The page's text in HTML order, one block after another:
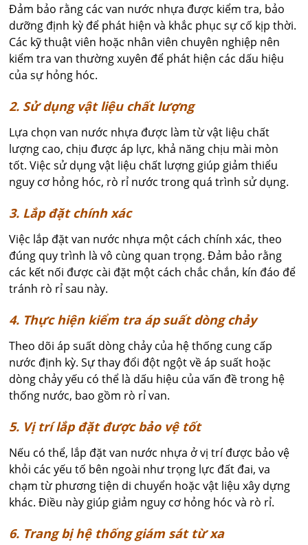
Đảm bảo rằng các van nước nhựa được kiểm tra, bảo
dưỡng định kỳ để phát hiện và khắc phục sự cố kịp thời.
Các kỹ thuật viên hoặc nhân viên chuyên nghiệp nên
kiểm tra van thường xuyên để phát hiện các dấu hiệu
của sự hỏng hóc.
2. Sử dụng vật liệu chất lượng
Lựa chọn van nước nhựa được làm từ vật liệu chất
lượng cao, chịu được áp lực, khả năng chịu mài mòn
tốt. Việc sử dụng vật liệu chất lượng giúp giảm thiểu
nguy cơ hỏng hóc, rò rỉ nước trong quá trình sử dụng.
3. Lắp đặt chính xác
Việc lắp đặt van nước nhựa một cách chính xác, theo
đúng quy trình là vô cùng quan trọng. Đảm bảo rằng
các kết nối được cài đặt một cách chắc chắn, kín đáo để
tránh rò rỉ sau này.
4. Thực hiện kiểm tra áp suất dòng chảy
Theo dõi áp suất dòng chảy của hệ thống cung cấp
nước định kỳ. Sự thay đổi đột ngột về áp suất hoặc
dòng chảy yếu có thể là dấu hiệu của vấn đề trong hệ
thống nước, bao gồm rò rỉ van.
5. Vị trí lắp đặt được bảo vệ tốt
Nếu có thể, lắp đặt van nước nhựa ở vị trí được bảo vệ
khỏi các yếu tố bên ngoài như trọng lực đất đai, va
chạm từ phương tiện di chuyển hoặc vật liệu xây dựng
khác. Điều này giúp giảm nguy cơ hỏng hóc và rò rỉ.
6. Trang bị hệ thống giám sát từ xa